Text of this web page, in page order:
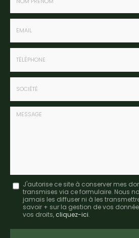
Nom
Prénom
*
Email
*
Tél.
*
Société
Message
J'autorise ce site à conserver mes
transmises via ce formulaire. Nous
jamais les diffuser ni à les
savoir + sur la gestion de vos
vos droits, cliquez-ici.
Acceptation